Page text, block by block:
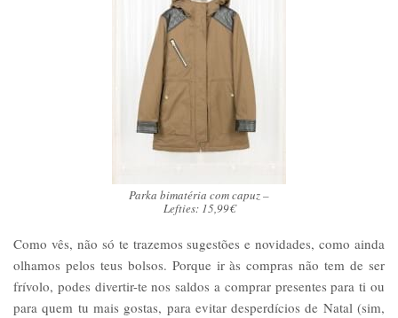
Parka bimatéria com capuz –
Lefties: 15,99€
Como vês, não só te trazemos sugestões e novidades, como ainda
olhamos pelos teus bolsos. Porque ir às compras não tem de ser
frívolo, podes divertir-te nos saldos a comprar presentes para ti ou
para quem tu mais gostas, para evitar desperdícios de Natal (sim,